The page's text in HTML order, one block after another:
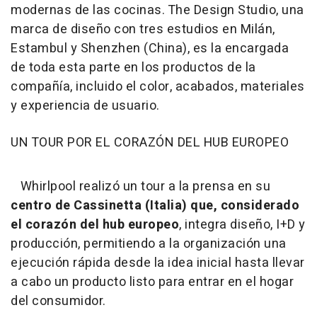
modernas de las cocinas. The Design Studio, una
marca de diseño con tres estudios en Milán,
Estambul y Shenzhen (China), es la encargada
de toda esta parte en los productos de la
compañía, incluido el color, acabados, materiales
y experiencia de usuario.
UN TOUR POR EL CORAZÓN DEL HUB EUROPEO
Whirlpool realizó un tour a la prensa en su
centro de Cassinetta (Italia) que, considerado
el corazón del hub europeo, integra diseño, I+D y
producción, permitiendo a la organización una
ejecución rápida desde la idea inicial hasta llevar
a cabo un producto listo para entrar en el hogar
del consumidor.